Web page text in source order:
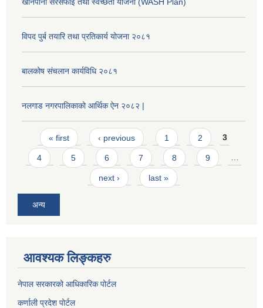
विपद पुर्ब तयारि तथा प्रतिकार्य योजना २०८१
बालकोष संचलान कार्यविधि २०८१
नलगाड नगरपालिकाको आर्थिक ऐन २०८२ |
Pages
« first ‹ previous 1 2 3
4 5 6 7 8 9 …
next › last »
अन्य
आवश्यक लिङ्कहरु
नेपाल सरकारको आधिकारिक पोर्टल
कर्णाली प्रदेश पोर्टल